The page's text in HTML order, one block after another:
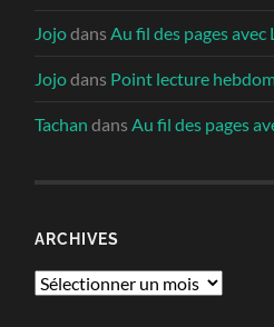
JojodansAu fil des pages avec
Jojodans Point lecture
Tachan dansAu fil des pages
ARCHIVES
Archives